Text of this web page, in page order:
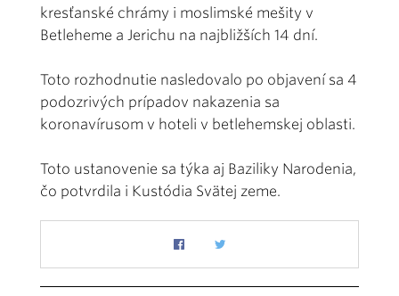
kresťanské chrámy i moslimské mešity v
Betleheme a Jerichu na najbližších 14 dní.
Toto rozhodnutie nasledovalo po objavení sa 4
podozrivých prípadov nakazenia sa
koronavírusom v hoteli v betlehemskej oblasti.
Toto ustanovenie sa týka aj Baziliky Narodenia,
čo potvrdila i Kustódia Svätej zeme.